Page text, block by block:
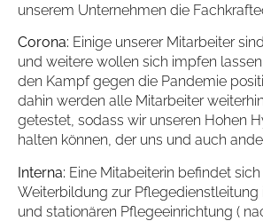
unserem Unternehmen die
Corona: Einige unserer Mitarbeiter
und weitere wollen sich impfen
den Kampf gegen die Pandemie
dahin werden alle Mitarbeiter
getestet, sodass wir unseren Hohen
halten können, der uns und auch
Interna: Eine Mitabeiterin befindet
Weiterbildung zur
und stationären Pflegeeinrichtung (